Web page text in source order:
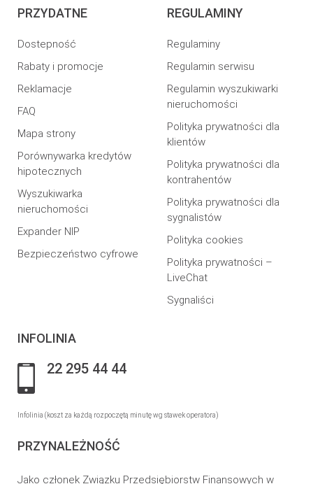
PRZYDATNE
Dostepność
Rabaty i promocje
Reklamacje
FAQ
Mapa strony
Porównywarka kredytów
hipotecznych
Wyszukiwarka
nieruchomości
Expander NIP
Bezpieczeństwo cyfrowe
REGULAMINY
Regulaminy
Regulamin serwisu
Regulamin wyszukiwarki
nieruchomości
Polityka prywatności dla
klientów
Polityka prywatności dla
kontrahentów
Polityka prywatności dla
sygnalistów
Polityka cookies
Polityka prywatności –
LiveChat
Sygnaliści
INFOLINIA
22 295 44 44
Infolinia (koszt za każdą rozpoczętą minutę wg stawek operatora)
PRZYNALEŻNOŚĆ
Jako członek Związku Przedsiębiorstw Finansowych w